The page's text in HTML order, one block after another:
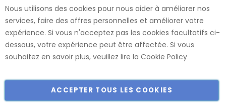
renommés. Ces panneaux sont confectionnés dans nos
usines, ce qui nous permet de vous offrir le plus large choix
de dimensions et de finitions.
Catalogue
Nous utilisons des cookies pour nous aider à améliorer nos
services, faire des offres personnelles et améliorer votre
expérience. Si vous n'acceptez pas les cookies facultatifs ci-
dessous, votre expérience peut être affectée. Si vous
souhaitez en savoir plus, veuillez lire la Cookie Policy
ACCEPTER TOUS LES COOKIES